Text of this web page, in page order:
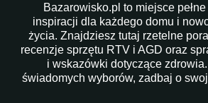
Bazarowisko.pl to miejsce
inspiracji dla każdego domu i
życia. Znajdziesz tutaj rzetelne
recenzje sprzętu RTV i AGD oraz
i wskazówki dotyczące
świadomych wyborów, zadbaj o